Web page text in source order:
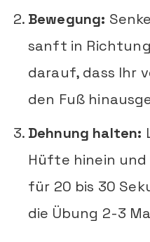
Bewegung:
sanft in
darauf, dass Ihr
den Fuß
Dehnung halten:
Hüfte hinein und
für 20 bis 30
die Übung 2-3